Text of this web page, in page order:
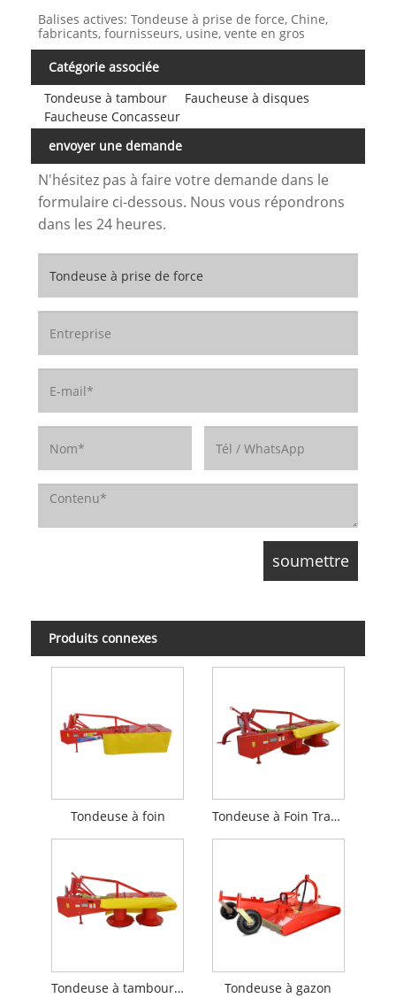
Balises actives: Tondeuse à prise de force, Chine,
fabricants, fournisseurs, usine, vente en gros
Catégorie associée
Tondeuse à tambour
Faucheuse à disques
Faucheuse Concasseur
envoyer une demande
N'hésitez pas à faire votre demande dans le
formulaire ci-dessous. Nous vous répondrons
dans les 24 heures.
Produits connexes
Tondeuse à foin Tondeuse à Foin Tracteur
Tondeuse à tambour rotatif Tondeuse à gazon